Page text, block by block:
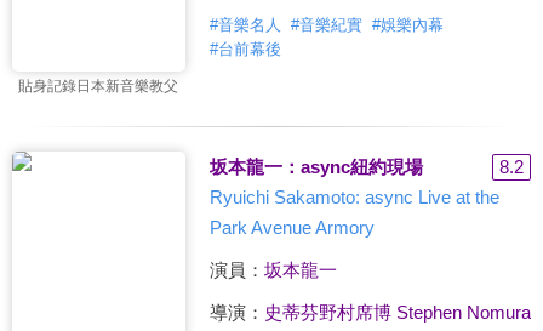
貼身記錄日本新音樂教父
#音樂名人 #音樂紀實 #娛樂內幕
#台前幕後
坂本龍一：async紐約現場
8.2
Ryuichi Sakamoto: async Live at the
Park Avenue Armory
演員： 坂本龍一
導演： 史蒂芬野村席博 Stephen Nomura